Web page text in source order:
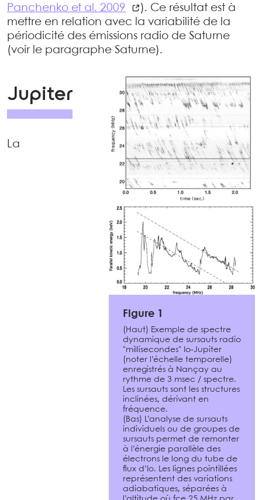
Panchenko et al. 2009
). Ce résultat est à
mettre en relation avec la variabilité de la
périodicité des émissions radio de Saturne
(voir le paragraphe Saturne).
Figure 1
(Haut) Exemple de spectre
dynamique de sursauts radio
"millisecondes" Io-Jupiter
(noter l’échelle temporelle)
enregistrés à Nançay au
rythme de 3 msec / spectre.
Les sursauts sont les structures
inclinées, dérivant en
fréquence.
(Bas) L’analyse de sursauts
individuels ou de groupes de
sursauts permet de remonter
à l’énergie parallèle des
électrons le long du tube de
flux d’Io. Les lignes pointillées
représentent des variations
adiabatiques, séparées à
Jupiter
La